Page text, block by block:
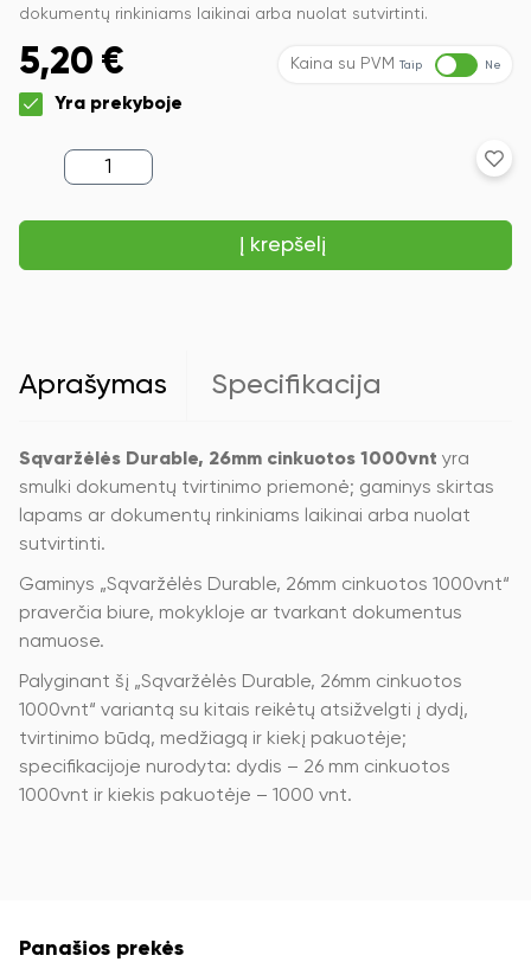
dokumentų rinkiniams laikinai arba nuolat sutvirtinti.
5,20 € Kaina su PVM Taip Ne
Yra prekyboje
produkto
kiekis:
Durable,
cinkuotos
Į krepšelį
Aprašymas Specifikacija
Sąvaržėlės Durable, 26mm cinkuotos 1000vnt yra
smulki dokumentų tvirtinimo priemonė; gaminys skirtas
lapams ar dokumentų rinkiniams laikinai arba nuolat
sutvirtinti.
Gaminys „Sąvaržėlės Durable, 26mm cinkuotos 1000vnt“
praverčia biure, mokykloje ar tvarkant dokumentus
namuose.
Palyginant šį „Sąvaržėlės Durable, 26mm cinkuotos
1000vnt“ variantą su kitais reikėtų atsižvelgti į dydį,
tvirtinimo būdą, medžiagą ir kiekį pakuotėje;
specifikacijoje nurodyta: dydis – 26 mm cinkuotos
1000vnt ir kiekis pakuotėje – 1000 vnt.
Panašios prekės